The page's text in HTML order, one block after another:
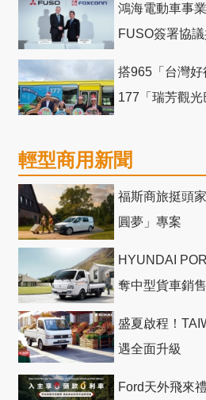
鴻海電動車事
FUSO簽署協
搭965「台灣
177「瑞芳觀
輕型商用新聞
福斯商旅挺頭
圓夢」專案
HYUNDAI
奪中型貨車銷
盛夏啟程！
遇全面升級
Ford天外飛來